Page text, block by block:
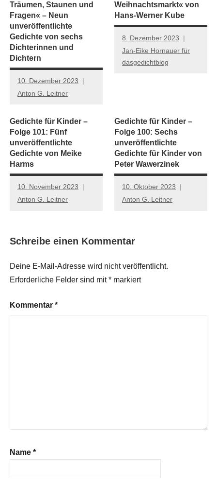
Träumen, Staunen und
Fragen« – Neun
unveröffentlichte
Gedichte von sechs
Dichterinnen und
Dichtern
10. Dezember 2023
Anton G. Leitner
Weihnachtsmarkt« von
Hans-Werner Kube
8. Dezember 2023
Jan-Eike Hornauer für
dasgedichtblog
Gedichte für Kinder –
Folge 101: Fünf
unveröffentlichte
Gedichte von Meike
Harms
10. November 2023
Anton G. Leitner
Gedichte für Kinder –
Folge 100: Sechs
unveröffentlichte
Gedichte für Kinder von
Peter Wawerzinek
10. Oktober 2023
Anton G. Leitner
Schreibe einen Kommentar
Deine E-Mail-Adresse wird nicht veröffentlicht.
Erforderliche Felder sind mit* markiert
Kommentar *
Name *